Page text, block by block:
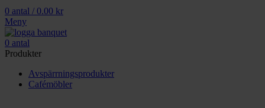
0 antal / 0.00 kr
Meny
0 antal
Produkter
Avspärrningsprodukter
Cafémöbler